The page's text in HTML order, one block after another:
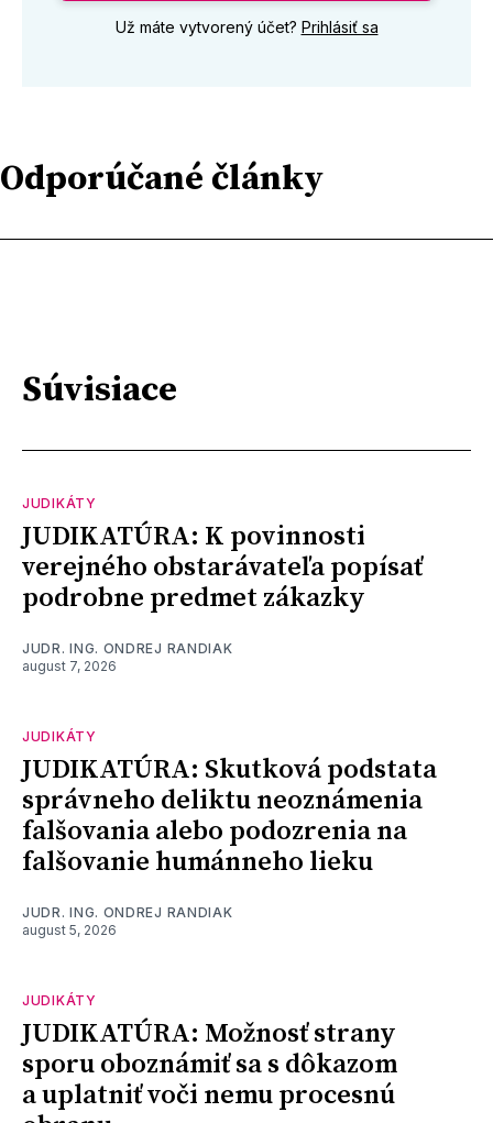
Už máte vytvorený účet? Prihlásiť sa
Odporúčané články
Súvisiace
JUDIKÁTY
JUDIKATÚRA: K povinnosti
verejného obstarávateľa popísať
podrobne predmet zákazky
JUDR. ING. ONDREJ RANDIAK
august 7, 2026
JUDIKÁTY
JUDIKATÚRA: Skutková podstata
správneho deliktu neoznámenia
falšovania alebo podozrenia na
falšovanie humánneho lieku
JUDR. ING. ONDREJ RANDIAK
august 5, 2026
JUDIKÁTY
JUDIKATÚRA: Možnosť strany
sporu oboznámiť sa s dôkazom
a uplatniť voči nemu procesnú